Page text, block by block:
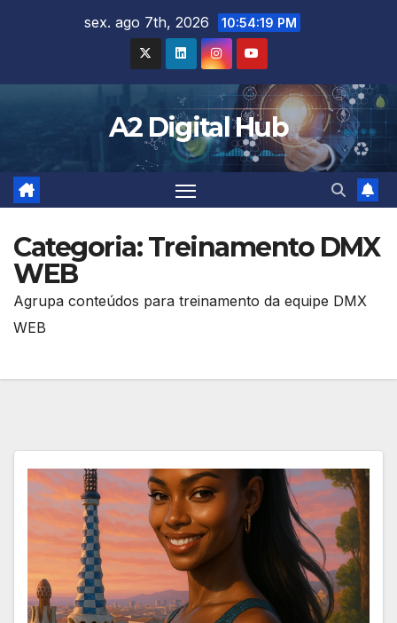
sex. ago 7th, 2026 10:54:21 PM
A2 Digital Hub
Categoria:Treinamento DMX
WEB
Agrupa conteúdos para treinamento da equipe DMX
WEB